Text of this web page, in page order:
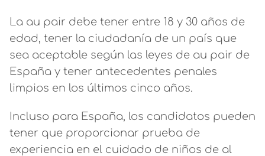
La au pair debe tener entre 18 y 30 años de
edad, tener la ciudadanía de un país que
sea aceptable según las leyes de au pair de
España y tener antecedentes penales
limpios en los últimos cinco años.
Incluso para España, los candidatos pueden
tener que proporcionar prueba de
experiencia en el cuidado de niños de al